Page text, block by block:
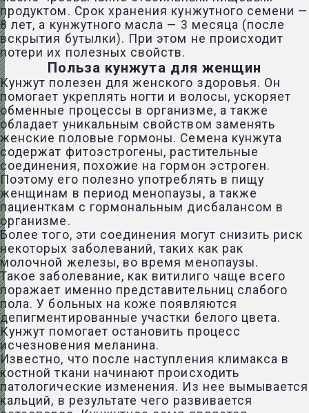
продуктом. Срок хранения кунжутного семени —
8 лет, а кунжутного масла — 3 месяца (после
вскрытия бутылки). При этом не происходит
потери их полезных свойств.
Польза кунжута для женщин
Кунжут полезен для женского здоровья. Он
помогает укреплять ногти и волосы, ускоряет
обменные процессы в организме, а также
обладает уникальным свойством заменять
женские половые гормоны. Семена кунжута
содержат фитоэстрогены, растительные
соединения, похожие на гормон эстроген.
Поэтому его полезно употреблять в пищу
женщинам в период менопаузы, а также
пациенткам с гормональным дисбалансом в
организме.
Более того, эти соединения могут снизить риск
некоторых заболеваний, таких как рак
молочной железы, во время менопаузы.
Такое заболевание, как витилиго чаще всего
поражает именно представительниц слабого
пола. У больных на коже появляются
депигментированные участки белого цвета.
Кунжут помогает остановить процесс
исчезновения меланина.
Известно, что после наступления климакса в
костной ткани начинают происходить
патологические изменения. Из нее вымывается
кальций, в результате чего развивается